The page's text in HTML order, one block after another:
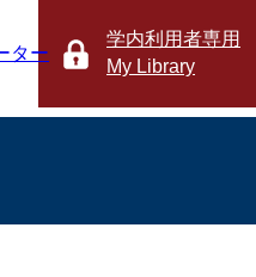
ター
学内利用者専用
My Library